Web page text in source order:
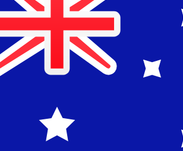
Qual a velocidade de uma
transferência de
para AUD ?
Os prazos de entrega para
com Nationwide de Reino Unido para
de acordo com o método de
transação. Normalmente, as
internacionais levam de 1 a 5 dias